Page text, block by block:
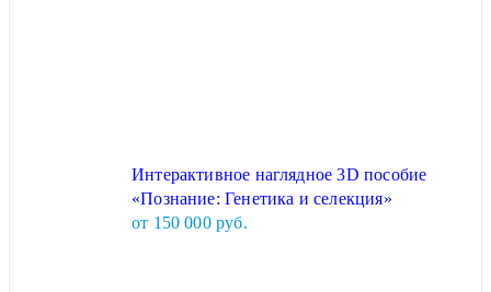
Интерактивное наглядное 3D пособие
«Познание: Генетика и селекция»
от 150 000 руб.